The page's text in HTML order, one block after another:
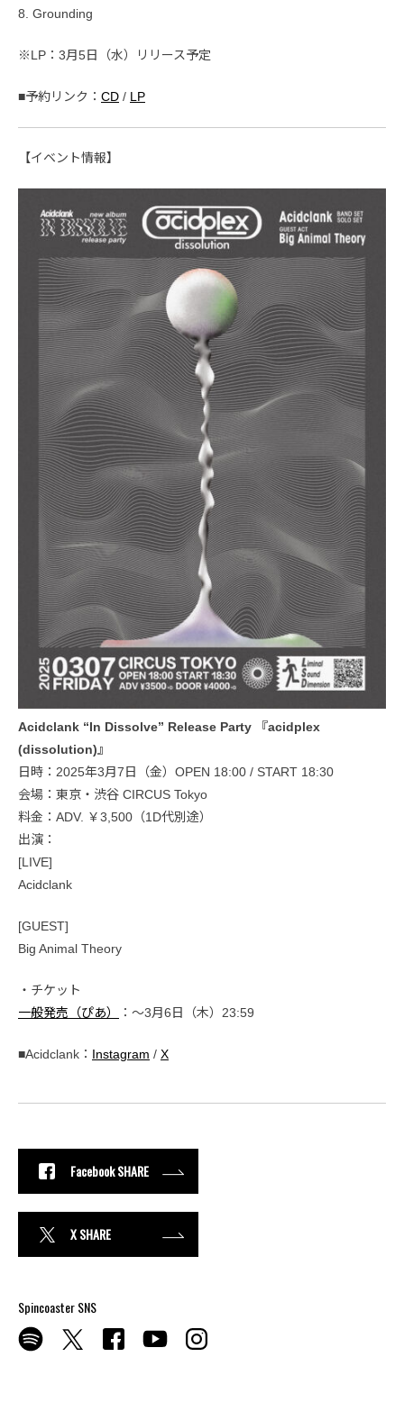
8. Grounding
※LP：3月5日（水）リリース予定
■予約リンク： CD / LP
【イベント情報】
Acidclank “In Dissolve” Release Party 『acidplex
(dissolution)』
日時：2025年3月7日（金）OPEN 18:00 / START 18:30
会場：東京・渋谷 CIRCUS Tokyo
料金：ADV. ￥3,500（1D代別途）
出演：
[LIVE]
Acidclank
[GUEST]
Big Animal Theory
・チケット
一般発売（ぴあ）
：〜3月6日（木）23:59
■Acidclank： Instagram / X
Facebook SHARE
X SHARE
Spincoaster SNS